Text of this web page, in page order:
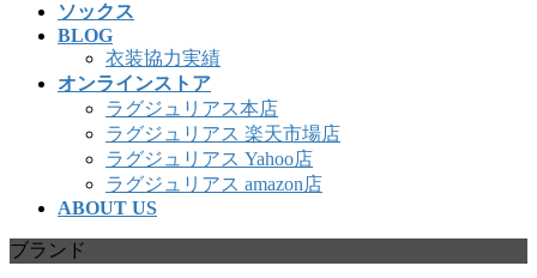
ソックス
BLOG
衣装協力実績
オンラインストア
ラグジュリアス本店
ラグジュリアス 楽天市場店
ラグジュリアス Yahoo店
ラグジュリアス amazon店
ABOUT US
ブランド